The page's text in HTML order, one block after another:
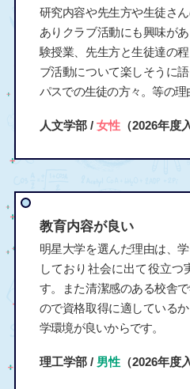
研究内容や先生方や生徒さ
ありクラブ活動にも興味が
験授業、先生方と生徒達の
ブ活動について楽しそうに
パスでの生徒の方々。等の理
人文学部 / 女性（2026年度
教育内容が良い
明星大学を選んだ理由は、
しており社会に出て役立つ
す。また清潔感のある校舎
ので資格取得に適している
学環境が良いからです。
理工学部 / 男性（2026年度